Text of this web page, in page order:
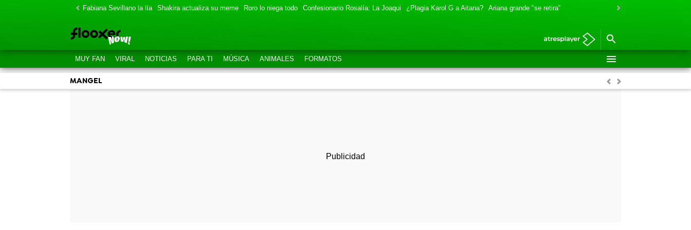
Fabiana Sevillano la lía Shakira actualiza su meme Roro lo niega todo Confesionario Rosalía: La Joaqui ¿Plagia Karol G a Aitana? Ariana grande "se retira"
MUY FAN VIRAL NOTICIAS PARA TI MÚSICA ANIMALES FORMATOS
MANGEL AnteriorSiguiente